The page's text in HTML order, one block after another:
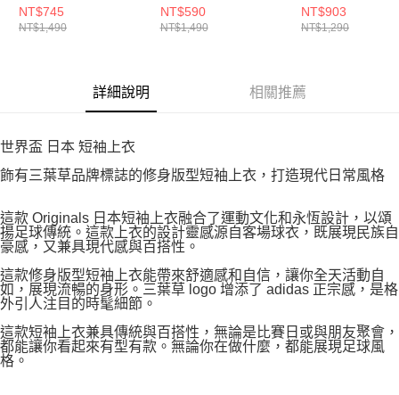
NT$745
NT$1,490
NT$590
NT$1,490
NT$903
NT$1,290
詳細說明 相關推薦
世界盃 日本 短袖上衣
飾有三葉草品牌標誌的修身版型短袖上衣，打造現代日常風格
這款 Originals 日本短袖上衣融合了運動文化和永恆設計，以頌
揚足球傳統。這款上衣的設計靈感源自客場球衣，既展現民族自
豪感，又兼具現代感與百搭性。
這款修身版型短袖上衣能帶來舒適感和自信，讓你全天活動自
如，展現流暢的身形。三葉草 logo 增添了 adidas 正宗感，是格
外引人注目的時髦細節。
這款短袖上衣兼具傳統與百搭性，無論是比賽日或與朋友聚會，
都能讓你看起來有型有款。無論你在做什麼，都能展現足球風
格。